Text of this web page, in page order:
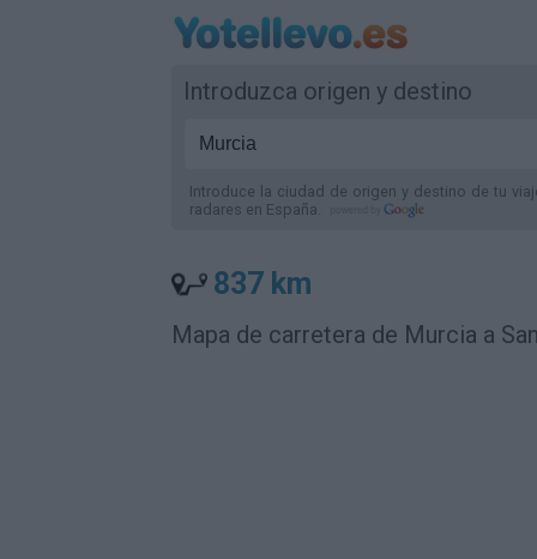
Introduzca origen y destino
Introduce la ciudad de origen y destino de tu
radares en España.
837 km
Mapa de carretera de Murcia a